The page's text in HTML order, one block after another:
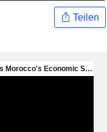
Teilen